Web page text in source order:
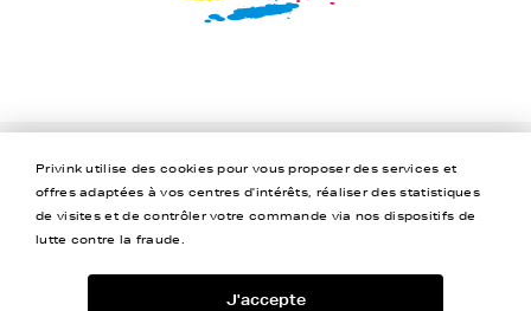
Jusqu’à -80% Livraison Offerte
Garantie 2 ans
Privink utilise des cookies pour vous proposer des services et
offres adaptées à vos centres d'intérêts, réaliser des statistiques
de visites et de contrôler votre commande via nos dispositifs de
lutte contre la fraude.
J'accepte